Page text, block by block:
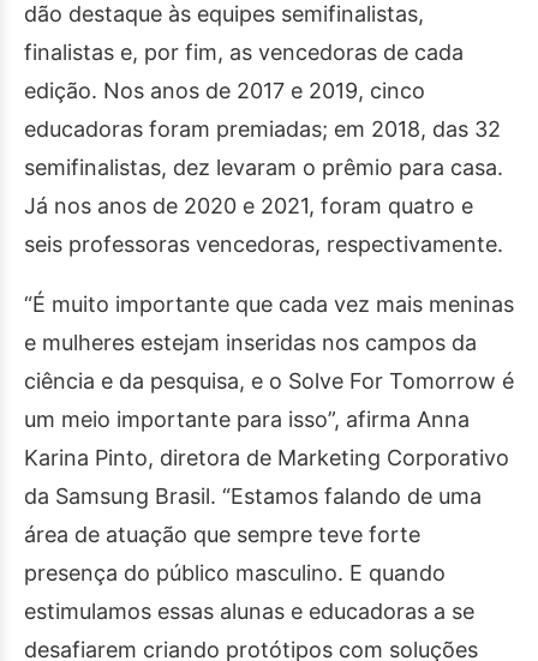
dão destaque às equipes semifinalistas,
finalistas e, por fim, as vencedoras de cada
edição. Nos anos de 2017 e 2019, cinco
educadoras foram premiadas; em 2018, das 32
semifinalistas, dez levaram o prêmio para casa.
Já nos anos de 2020 e 2021, foram quatro e
seis professoras vencedoras, respectivamente.
“É muito importante que cada vez mais meninas
e mulheres estejam inseridas nos campos da
ciência e da pesquisa, e o Solve For Tomorrow é
um meio importante para isso”, afirma Anna
Karina Pinto, diretora de Marketing Corporativo
da Samsung Brasil. “Estamos falando de uma
área de atuação que sempre teve forte
presença do público masculino. E quando
estimulamos essas alunas e educadoras a se
desafiarem criando protótipos com soluções